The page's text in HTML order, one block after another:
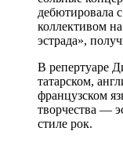
дебютировала
коллективом
эстрада»,
В репертуаре
татарском,
французском
творчества —
стиле рок.